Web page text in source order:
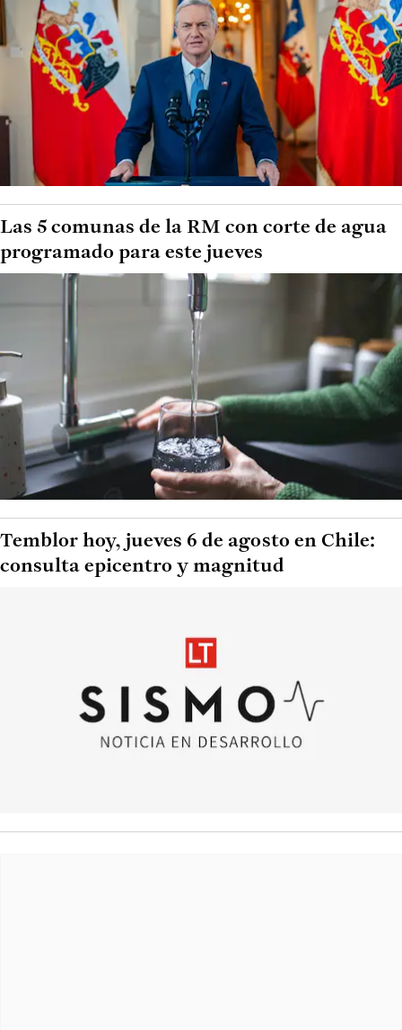
Las 5 comunas de la RM con corte de agua
programado para este jueves
Temblor hoy, jueves 6 de agosto en Chile:
consulta epicentro y magnitud